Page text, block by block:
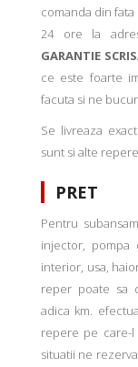
comanda din
24 ore la
GARANTIE
ce este foarte
facuta si ne
Se livreaza
sunt si alte
PRET
Pentru
injector, pompa
interior, usa,
reper poate sa
adica km.
repere pe care-l
situatii ne